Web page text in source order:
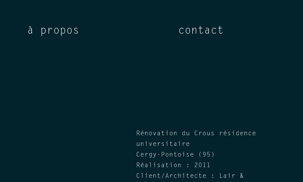
à propos contact
Rénovation du Crous résidence
universitaire
Cergy-Pontoise (95)
Réalisation : 2011
Client/Architecte : Lair &